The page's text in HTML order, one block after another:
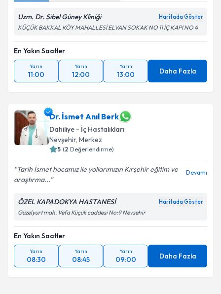
Uzm. Dr. Sibel Güney Kliniği Haritada Göster
KÜÇÜK BAKKAL KÖY MAHALLESİ ELVAN SOKAK NO 11 İÇ KAPI NO 4
En Yakın Saatler
Yarın
11:00
Yarın
12:00
Yarın
13:00 Daha Fazla
Dr. İsmet Anıl Berk
Dahiliye - İç Hastalıkları
Nevşehir, Merkez
5 (2 Değerlendirme)
Tarih İsmet hocamız ile yollarımızın Kırşehir eğitim ve
araştırma...
Devamı
ÖZEL KAPADOKYA HASTANESİ Haritada Göster
Güzelyurt mah. Vefa Küçük caddesi No:9 Nevsehir
En Yakın Saatler
Yarın
08:30
Yarın
08:45
Yarın
09:00 Daha Fazla